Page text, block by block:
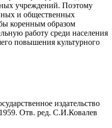
учреждений. Поэтому
и общественных
коренным образом
работу среди населения
повышения культурного
издательство
Отв. ред. С.И.Ковалев